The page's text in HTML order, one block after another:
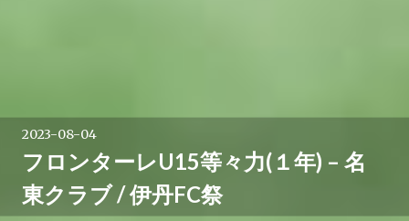
2023-08-04
フロンターレU15等々力(１年) – 名
東クラブ / 伊丹FC祭